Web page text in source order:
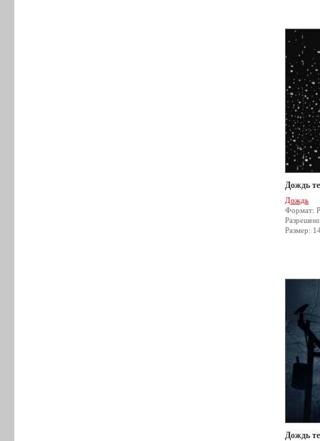
Дождь
Дождь
Формат:
Размер:
Дождь